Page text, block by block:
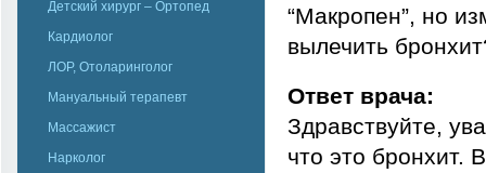
Детский хирург – Ортопед
Кардиолог
ЛОР, Отоларинголог
Мануальный терапевт
Массажист
Нарколог
“Макропен”, но
вылечить
Ответ врача:
Здравствуйте,
что это бронхит.